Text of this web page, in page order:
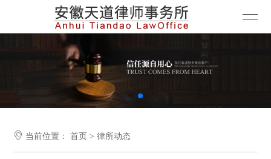
 当前位置：首页 >律所动态